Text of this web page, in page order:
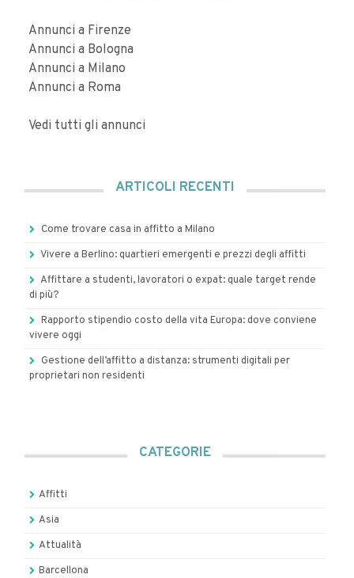
Annunci a Firenze
Annunci a Bologna
Annunci a Milano
Annunci a Roma
Vedi tutti gli annunci
ARTICOLI RECENTI
Come trovare casa in affitto a Milano
Vivere a Berlino: quartieri emergenti e prezzi degli affitti
Affittare a studenti, lavoratori o expat: quale target rende
di più?
Rapporto stipendio costo della vita Europa: dove conviene
vivere oggi
Gestione dell’affitto a distanza: strumenti digitali per
proprietari non residenti
CATEGORIE
Affitti
Asia
Attualità
Barcellona